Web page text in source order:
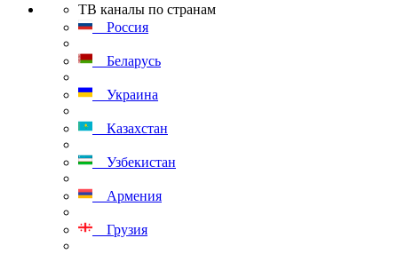
ТВ каналы по странам
Россия
Беларусь
Украина
Казахстан
Узбекистан
Армения
Грузия